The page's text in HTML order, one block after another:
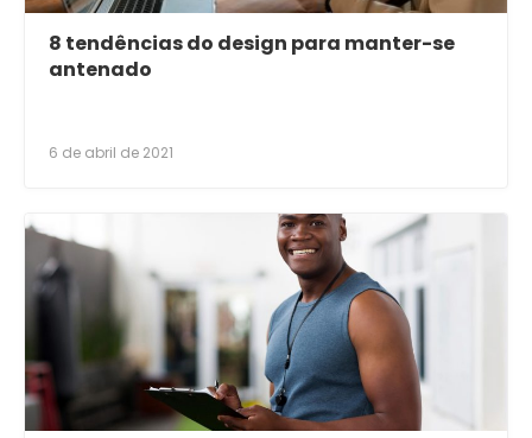
8 tendências do design para manter-se
antenado
6 de abril de 2021